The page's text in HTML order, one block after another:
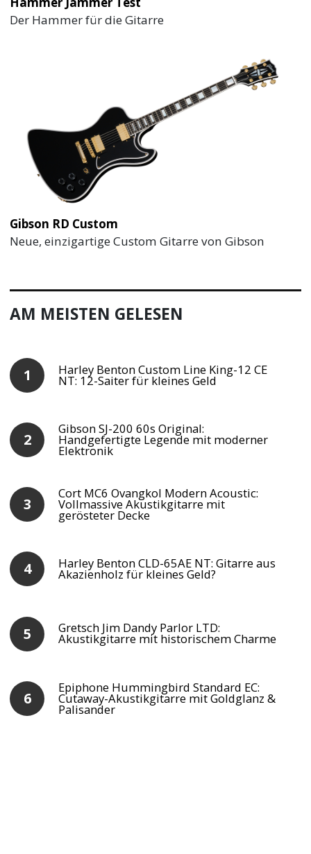
Der Hammer für die Gitarre
Gibson RD Custom
Neue, einzigartige Custom Gitarre von Gibson
AM MEISTEN GELESEN
Harley Benton Custom Line King-12 CE
NT: 12-Saiter für kleines Geld
Gibson SJ-200 60s Original:
Handgefertigte Legende mit moderner
Elektronik
Cort MC6 Ovangkol Modern Acoustic:
Vollmassive Akustikgitarre mit
gerösteter Decke
Harley Benton CLD-65AE NT: Gitarre aus
Akazienholz für kleines Geld?
Gretsch Jim Dandy Parlor LTD:
Akustikgitarre mit historischem Charme
Epiphone Hummingbird Standard EC:
Cutaway-Akustikgitarre mit Goldglanz &
Palisander